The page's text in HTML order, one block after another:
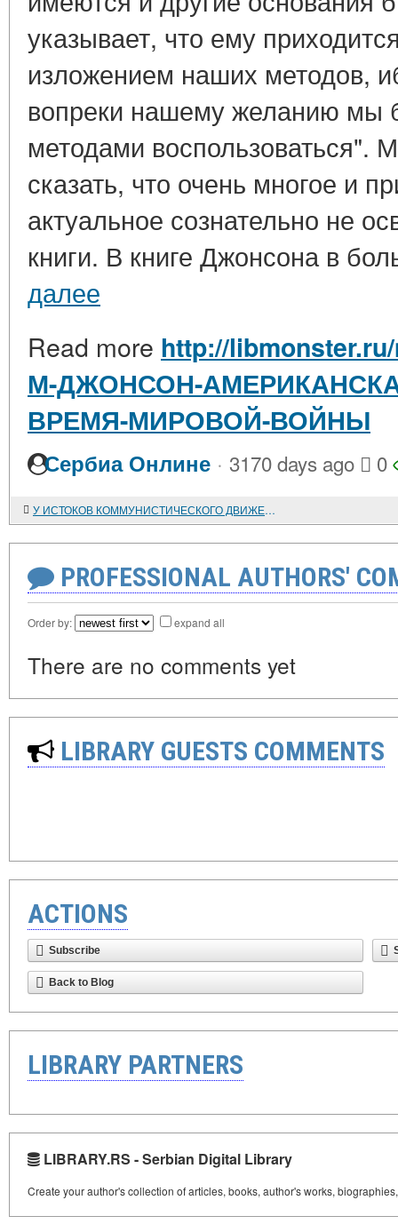
указывает, что ему
изложением наших методов,
вопреки нашему желанию мы
методами воспользоваться".
сказать, что очень многое и
актуальное сознательно не
книги. В книге Джонсона в
далее
Read more http://
М-ДЖОНСОН-
ВРЕМЯ-МИРОВОЙ-ВОЙНЫ
Сербиа Онлине · 3170 days ago 0
У ИСТОКОВ КОММУНИСТИЧЕСКОГО ДВИЖЕНИЯ В США
PROFESSIONAL AUTHORS'
Order by: expand all
There are no comments yet
LIBRARY GUESTS COMMENTS
ACTIONS
Subscribe
Back to Blog
LIBRARY PARTNERS
LIBRARY.RS - Serbian Digital Library
Create your author's collection of articles, books, author's works,